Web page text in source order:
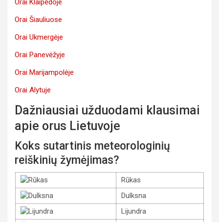
Orai Klaipėdoje
Orai Šiauliuose
Orai Ukmergėje
Orai Panevėžyje
Orai Marijampolėje
Orai Alytuje
Dažniausiai užduodami klausimai
apie orus Lietuvoje
Koks sutartinis meteorologinių
reiškinių žymėjimas?
Rūkas
Dulksna
Lijundra